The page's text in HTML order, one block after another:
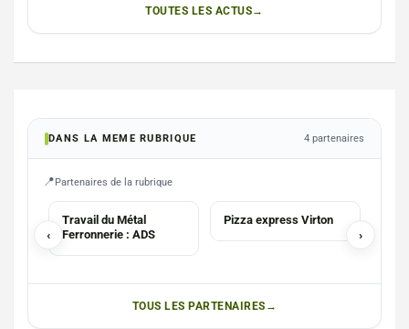
TOUTES LES ACTUS
DANS LA MEME RUBRIQUE 4 partenaires
Partenaires de la rubrique
‹ ›
Travail du Métal
Ferronnerie : ADS
Pizza express Virton
TOUS LES PARTENAIRES